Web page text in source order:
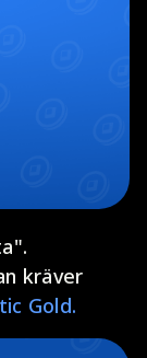
kräver
Gold.